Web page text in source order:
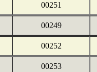
00251
00249
00252
00253